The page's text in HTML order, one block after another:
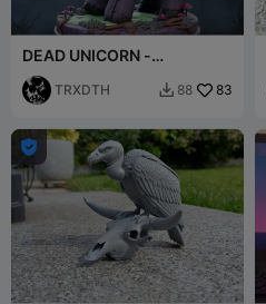
DEAD UNICORN -
HALLOWEEN.
TRXDTH  88 83
